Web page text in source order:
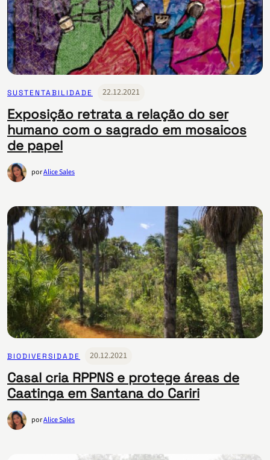
SUSTENTABILIDADE 22.12.2021
Exposição retrata a relação do ser
humano com o sagrado em mosaicos
de papel
porAlice Sales
BIODIVERSIDADE 20.12.2021
Casal cria RPPNS e protege áreas de
Caatinga em Santana do Cariri
porAlice Sales